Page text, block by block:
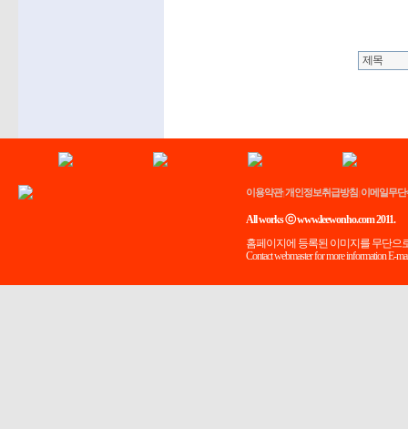
이용약관| 개인정보취급방침 이메일무
All works ⓒ www.leewonho.com 2011.
홈페이지에 등록된 이미지를 무단으
Contact webmaster for more information E-